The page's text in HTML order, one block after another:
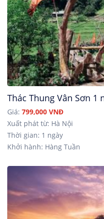
Thác Thung Vân Sơn 1
Giá: 799,000 VNĐ
Xuất phát từ: Hà Nội
Thời gian: 1 ngày
Khởi hành: Hàng Tuần